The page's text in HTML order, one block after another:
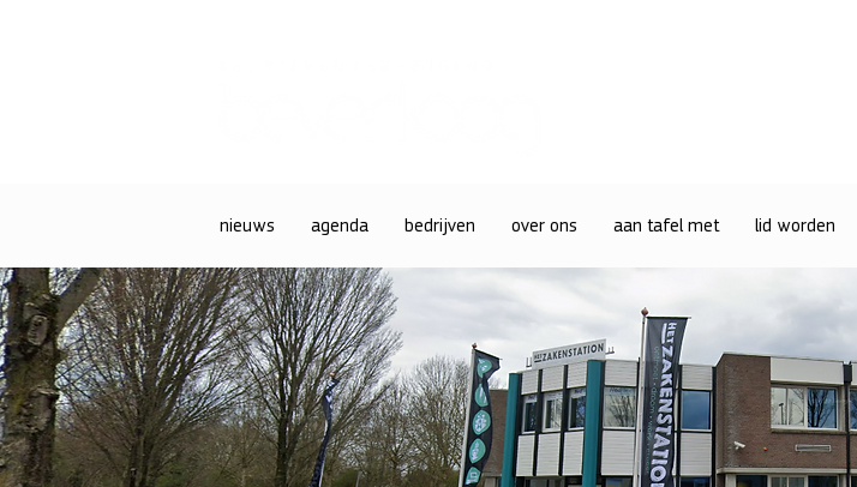
nieuws agenda bedrijven over ons aan tafel met lid worden